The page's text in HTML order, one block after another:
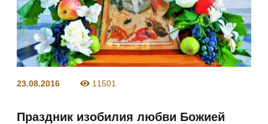
23.08.2016 11501
Праздник изобилия любви Божией